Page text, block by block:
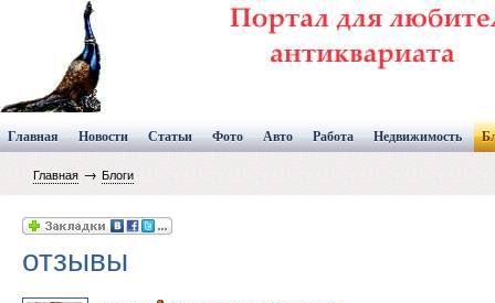
Главная Новости Статьи Фото Авто Работа Недвижимость
Главная → Блоги
отзывы